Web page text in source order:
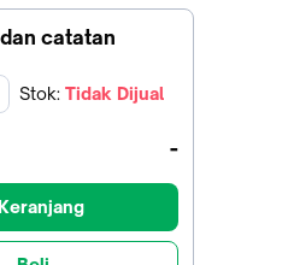
catatan
Stok: Tidak Dijual
-